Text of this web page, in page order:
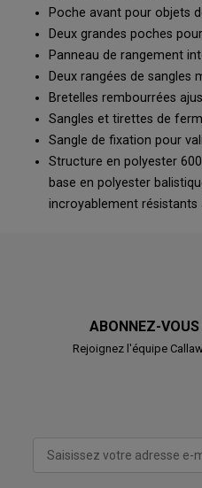
Poche avant pour objets
Deux grandes poches
Panneau de rangement
Deux rangées de sangles
Bretelles rembourrées
Sangles et tirettes de
Sangle de fixation pour
Structure en polyester
base en polyester
incroyablement résistants
ABONNEZ-
Rejoignez l'équipe